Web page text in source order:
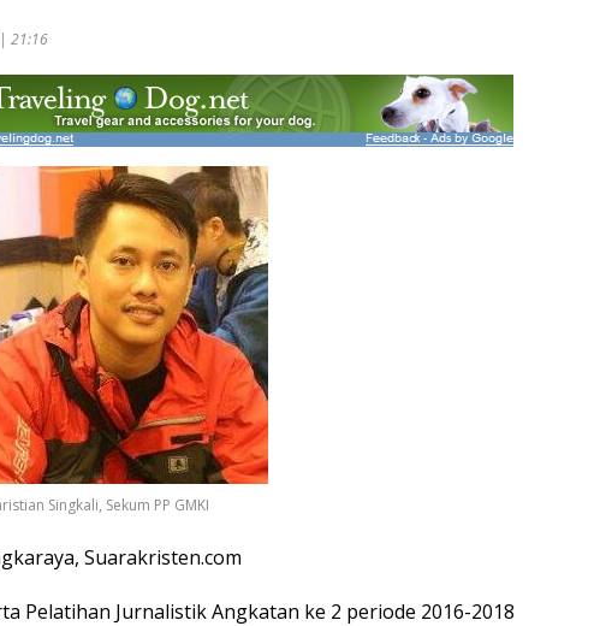
21:16
Singkali, Sekum PP GMKI
Suarakristen.com
Pelatihan Jurnalistik Angkatan ke 2 periode 2016-2018